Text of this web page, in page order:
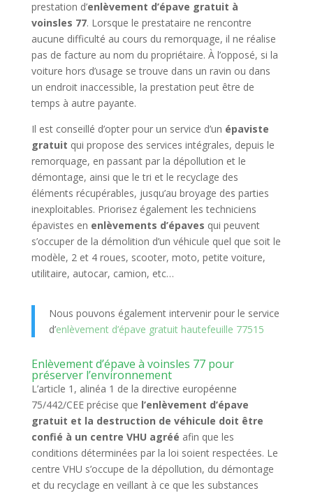
prestation d’enlèvement d’épave gratuit à
voinsles 77. Lorsque le prestataire ne rencontre
aucune difficulté au cours du remorquage, il ne réalise
pas de facture au nom du propriétaire. À l’opposé, si la
voiture hors d’usage se trouve dans un ravin ou dans
un endroit inaccessible, la prestation peut être de
temps à autre payante.
Il est conseillé d’opter pour un service d’un épaviste
gratuit qui propose des services intégrales, depuis le
remorquage, en passant par la dépollution et le
démontage, ainsi que le tri et le recyclage des
éléments récupérables, jusqu’au broyage des parties
inexploitables. Priorisez également les techniciens
épavistes en enlèvements d’épaves qui peuvent
s’occuper de la démolition d’un véhicule quel que soit le
modèle, 2 et 4 roues, scooter, moto, petite voiture,
utilitaire, autocar, camion, etc…
Nous pouvons également intervenir pour le service
d’enlèvement d’épave gratuit hautefeuille 77515
Enlèvement d’épave à voinsles 77 pour
préserver l’environnement
L’article 1, alinéa 1 de la directive européenne
75/442/CEE précise que l’enlèvement d’épave
gratuit et la destruction de véhicule doit être
confié à un centre VHU agréé afin que les
conditions déterminées par la loi soient respectées. Le
centre VHU s’occupe de la dépollution, du démontage
et du recyclage en veillant à ce que les substances